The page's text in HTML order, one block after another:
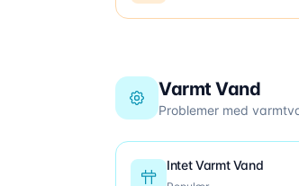
Varmt Vand
Problemer med
Intet Varmt Vand